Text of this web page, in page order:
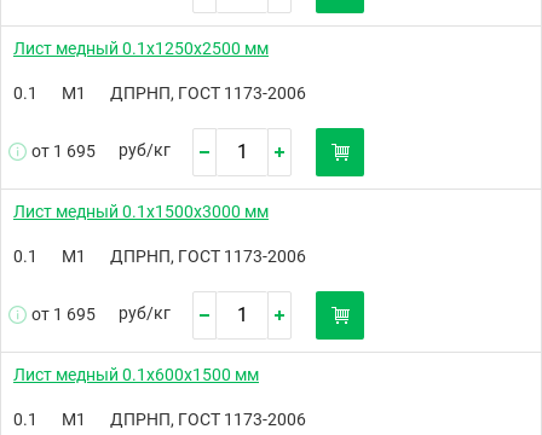
Лист медный 0.1х1250х2500 мм
0.1 М1 ДПРНП, ГОСТ 1173-2006
от 1 695 руб/кг
Лист медный 0.1х1500х3000 мм
0.1 М1 ДПРНП, ГОСТ 1173-2006
от 1 695 руб/кг
Лист медный 0.1х600х1500 мм
0.1 М1 ДПРНП, ГОСТ 1173-2006